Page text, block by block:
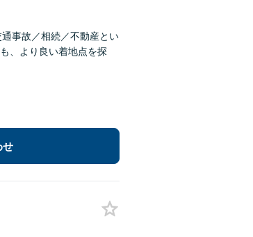
事故／相続／不動産とい
、より良い着地点を探
せ